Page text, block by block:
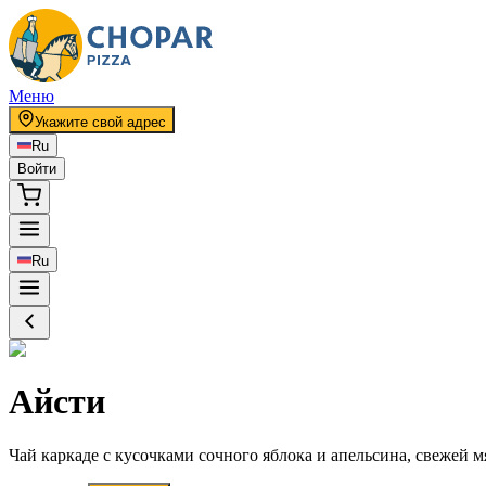
Меню
Укажите свой адрес
Ru
Войти
Ru
Айсти
Чай каркаде с кусочками сочного яблока и апельсина, свежей